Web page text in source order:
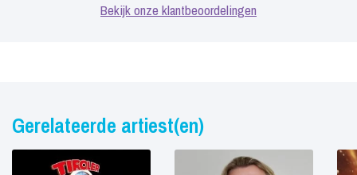
Bekijk onze klantbeoordelingen
Gerelateerde artiest(en)